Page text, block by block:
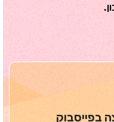
בפייסבוק